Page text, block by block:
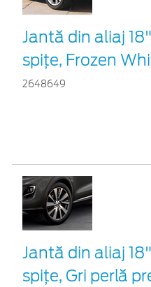
Jantă din aliaj
spițe, Frozen
2648649
Jantă din aliaj
spițe, Gri perlă